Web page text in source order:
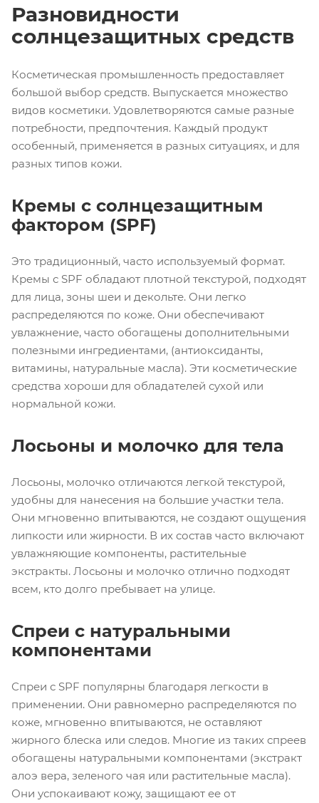
Разновидности
солнцезащитных средств
Косметическая промышленность предоставляет
большой выбор средств. Выпускается множество
видов косметики. Удовлетворяются самые разные
потребности, предпочтения. Каждый продукт
особенный, применяется в разных ситуациях, и для
разных типов кожи.
Кремы с солнцезащитным
фактором (SPF)
Это традиционный, часто используемый формат.
Кремы с SPF обладают плотной текстурой, подходят
для лица, зоны шеи и декольте. Они легко
распределяются по коже. Они обеспечивают
увлажнение, часто обогащены дополнительными
полезными ингредиентами, (антиоксиданты,
витамины, натуральные масла). Эти косметические
средства хороши для обладателей сухой или
нормальной кожи.
Лосьоны и молочко для тела
Лосьоны, молочко отличаются легкой текстурой,
удобны для нанесения на большие участки тела.
Они мгновенно впитываются, не создают ощущения
липкости или жирности. В их состав часто включают
увлажняющие компоненты, растительные
экстракты. Лосьоны и молочко отлично подходят
всем, кто долго пребывает на улице.
Спреи с натуральными
компонентами
Спреи с SPF популярны благодаря легкости в
применении. Они равномерно распределяются по
коже, мгновенно впитываются, не оставляют
жирного блеска или следов. Многие из таких спреев
обогащены натуральными компонентами (экстракт
алоэ вера, зеленого чая или растительные масла).
Они успокаивают кожу, защищают ее от